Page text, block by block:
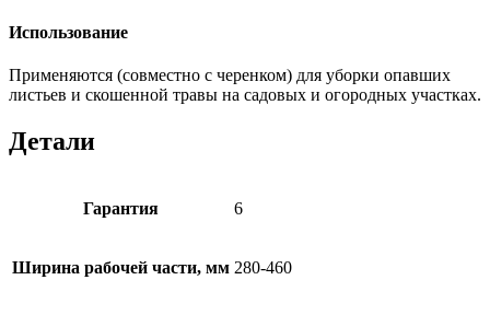
Использование
Применяются (совместно с черенком) для уборки опавших
листьев и скошенной травы на садовых и огородных участках.
Детали
Гарантия 6
Ширина рабочей части, мм 280-460